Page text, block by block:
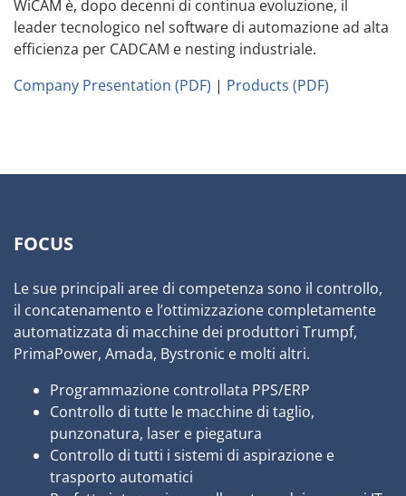
WiCAM è, dopo decenni di continua evoluzione, il
leader tecnologico nel software di automazione ad alta
efficienza per CADCAM e nesting industriale.
Company Presentation (PDF) | Products (PDF)
FOCUS
Le sue principali aree di competenza sono il controllo,
il concatenamento e l’ottimizzazione completamente
automatizzata di macchine dei produttori Trumpf,
PrimaPower, Amada, Bystronic e molti altri.
Programmazione controllata PPS/ERP
Controllo di tutte le macchine di taglio,
punzonatura, laser e piegatura
Controllo di tutti i sistemi di aspirazione e
trasporto automatici